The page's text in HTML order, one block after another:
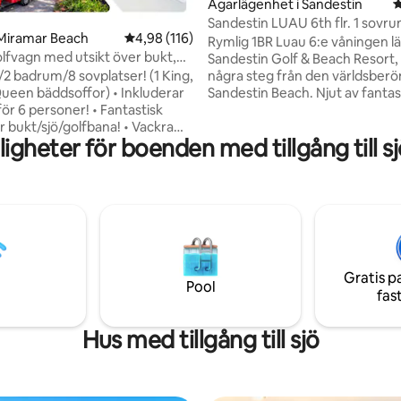
betyg, 151 omdömen
Beach 4,98 av 5 i genomsnittligt betyg, 116
4,98 (116)
med utsikt över bukt,
2 badrum/8 sovplatser! (1 King,
bäddsoffor) • Inkluderar
6 personer! • Fantastisk
sjö/golfbana! • Vackra
gör att du vill stanna för
och
måste undertecknas
efter bokning. Måste vara
för att boka och närvara för
Ägarlägenhet i Sandestin
Sandestin LUAU 6th flr. 1
till strand
Rymlig 1BR Luau 6:e våningen
Sandestin Golf & Beach
några steg från den
Sandestin Beach. Njut av
din privata balkong. Har en
bäddsoffa i queen cool gel
Inkluderar SPÅRVAGN till
Wharf, WIFI, Netflix och
med vagn. Vackert möblerad
underhållen för en
för boenden med tillgång till
Pool
Gratis
Hus med tillgång till sjö